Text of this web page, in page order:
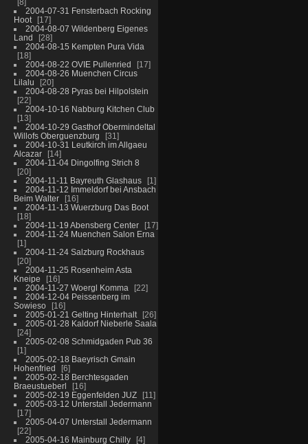
2004-07-31 Fensterbach Rocking
Hoot
17
2004-08-07 Wildenberg Eigenes
Land
28
2004-08-15 Kempten Pura Vida
18
2004-08-22 OVIE Pullenried
17
2004-08-26 Muenchen Circus
Lilalu
20
2004-08-28 Pyras bei Hilpolstein
22
2004-10-16 Nabburg Kitchen Club
13
2004-10-29 Gasthof Obermindeltal
Willofs Oberguenzburg
31
2004-10-31 Leutkirch im Allgaeu
Alcazar
14
2004-11-04 Dingolfing Strich 8
20
2004-11-11 Bayreuth Glashaus
1
2004-11-12 Immeldorf bei Ansbach
Beim Walter
16
2004-11-13 Wuerzburg Das Boot
18
2004-11-19 Abensberg Center
17
2004-11-24 Muenchen Salon Erna
1
2004-11-24 Salzburg Rockhaus
20
2004-11-25 Rosenheim Asta
Kneipe
16
2004-11-27 Woergl Komma
22
2004-12-04 Peissenberg im
Sowieso
16
2005-01-21 Gelting Hinterhalt
26
2005-01-28 Kaldorf Nieberle Saala
24
2005-02-08 Schmidgaden Pub 36
1
2005-02-18 Baeyrisch Gmain
Hohenfried
6
2005-02-18 Berchtesgaden
Braeustueberl
16
2005-02-19 Eggenfelden JUZ
11
2005-03-12 Unterstall Jedermann
17
2005-04-07 Unterstall Jedermann
22
2005-04-16 Mainburg Chilly
4